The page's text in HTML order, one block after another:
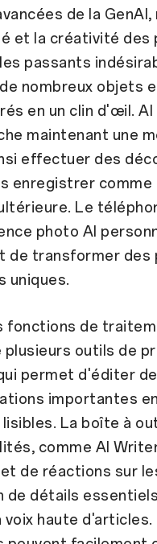
de la
et la créativité des
passants
nombreux objets
en un clin d'œil.
maintenant une
effectuer des
enregistrer
Le
photo AI
de transformer des
uniques.
fonctions de
plusieurs outils de
permet d'éditer
importantes
La boîte à
comme AI
de réactions sur
de détails
voix haute